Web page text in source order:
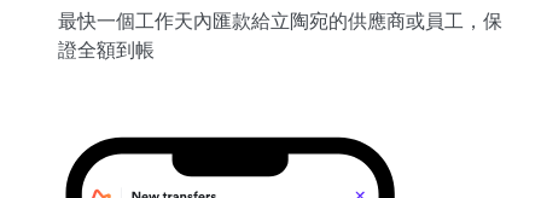
最快一個工作天內匯款給立陶宛的供應商或員工，保
證全額到帳